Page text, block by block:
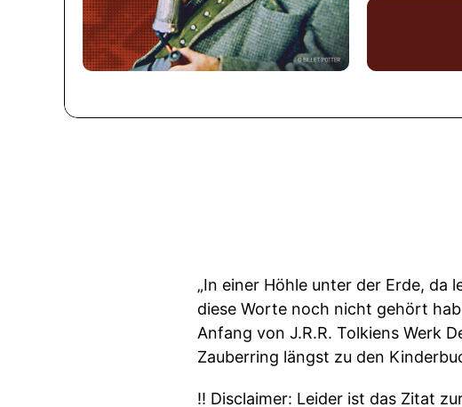
„In einer Höhle unter der Erde, da
diese Worte noch nicht gehört
Anfang von J.R.R. Tolkiens Werk
Zauberring längst zu den
‼️ Disclaimer: Leider ist das Zitat